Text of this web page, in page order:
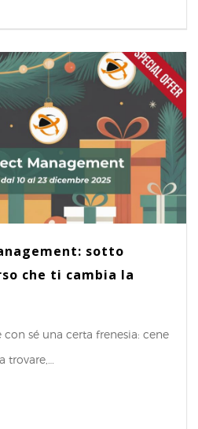
sotto
che ti cambia la
sé una certa frenesia: cene